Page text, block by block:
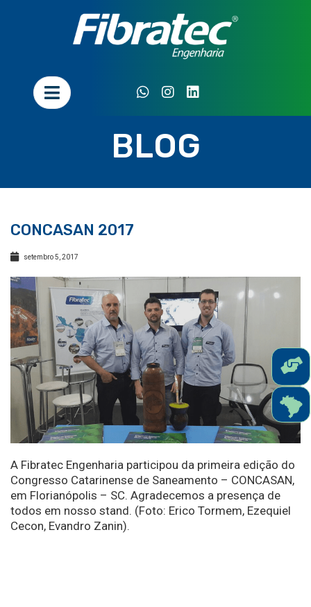
BLOG
CONCASAN 2017
setembro 5, 2017
A Fibratec Engenharia participou da primeira edição do
Congresso Catarinense de Saneamento – CONCASAN,
em Florianópolis – SC. Agradecemos a presença de
todos em nosso stand. (Foto: Erico Tormem, Ezequiel
Cecon, Evandro Zanin).